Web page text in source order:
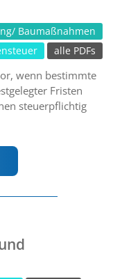
Baumaßnahmen
alle PDFs
wenn bestimmte
Fristen
steuerpflichtig